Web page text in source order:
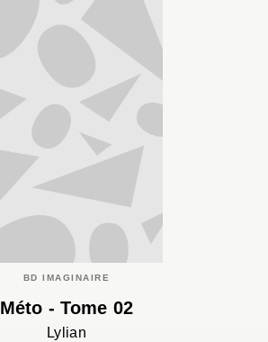
BD IMAGINAIRE
Méto - Tome 02
Lylian